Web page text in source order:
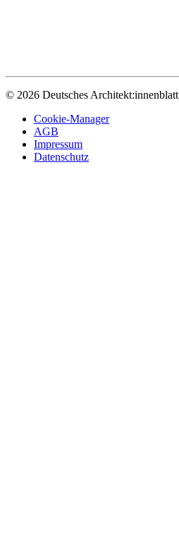
© 2026 Deutsches Architekt:innenblatt
Cookie-Manager
AGB
Impressum
Datenschutz